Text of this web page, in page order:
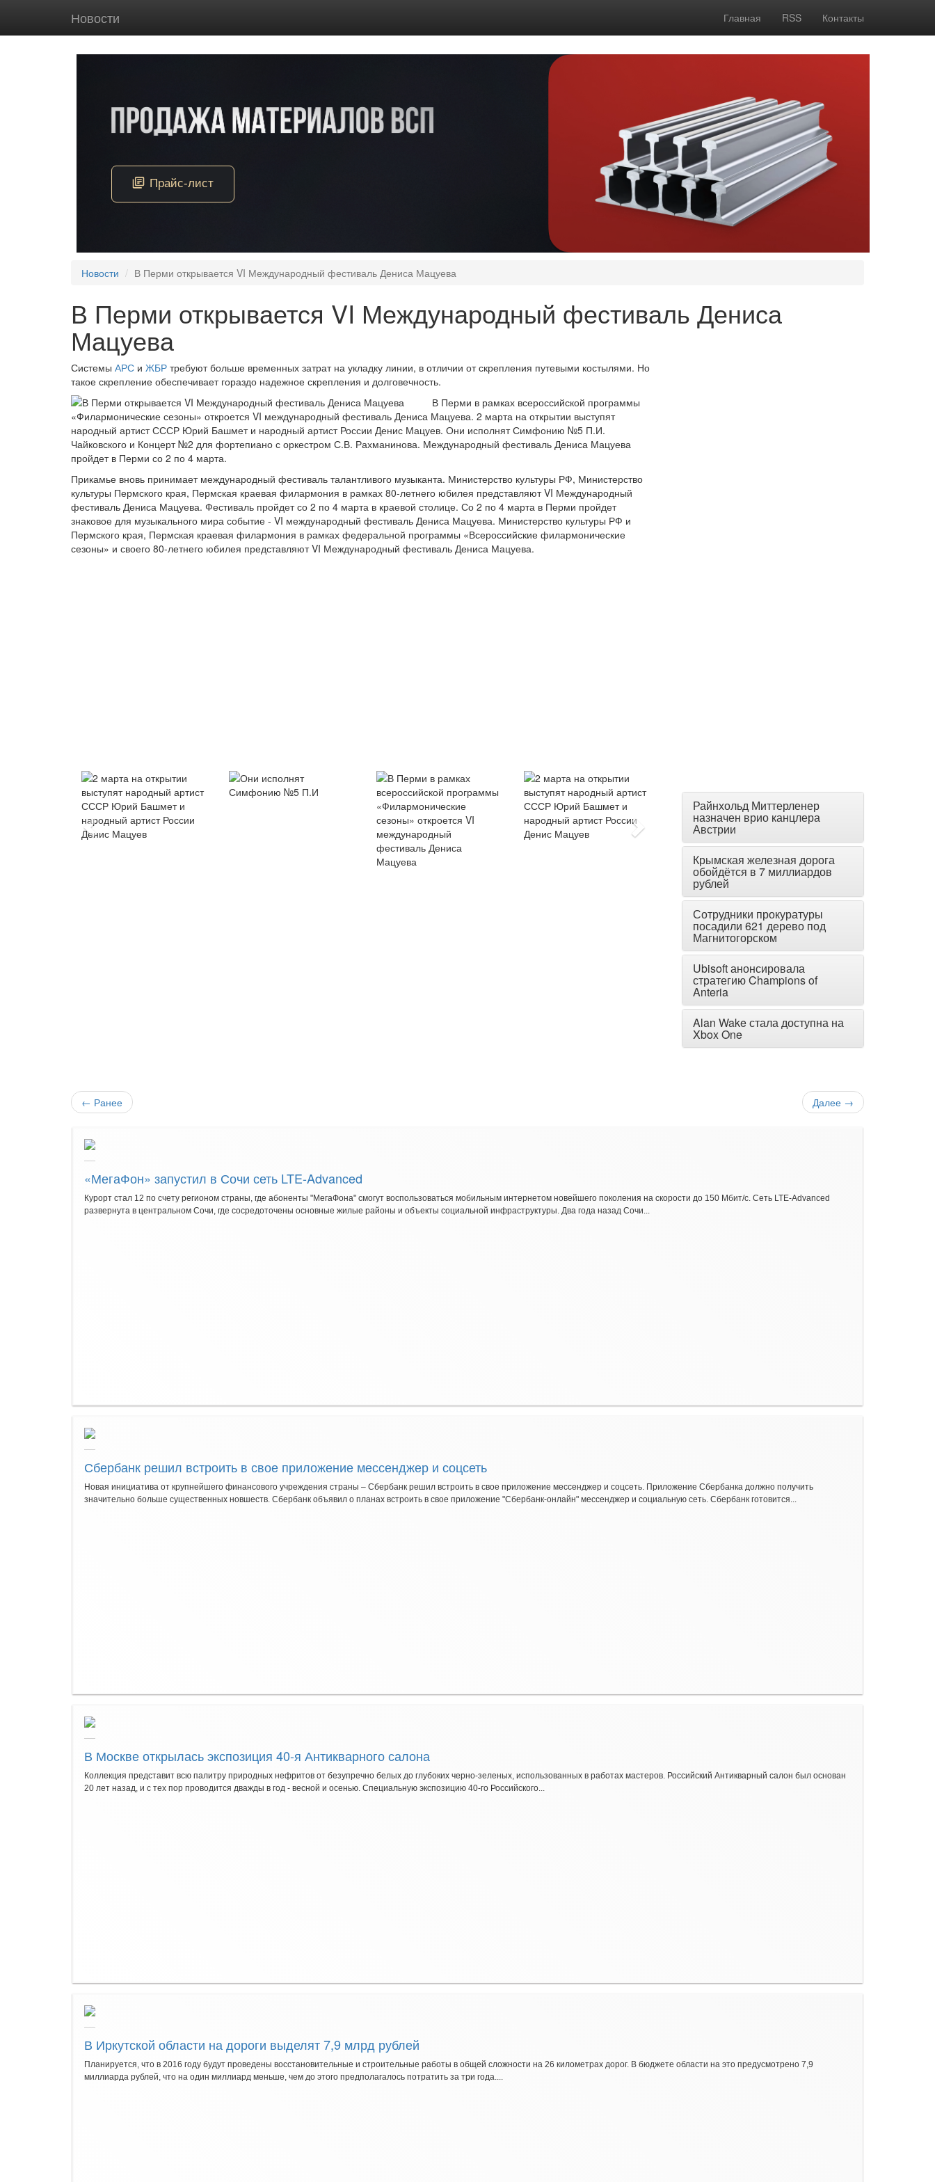
Новости Главная RSS Контакты
Новости В Перми открывается VI Международный фестиваль Дениса Мацуева
В Перми открывается VI Международный фестиваль Дениса
Мацуева
Системы АРС и ЖБР требуют больше временных затрат на укладку линии, в отличии от скрепления путевыми костылями. Но
такое скрепление обеспечивает гораздо надежное скрепления и долговечность.
В Перми в рамках всероссийской программы
«Филармонические сезоны» откроется VI международный фестиваль Дениса Мацуева. 2 марта на открытии выступят
народный артист СССР Юрий Башмет и народный артист России Денис Мацуев. Они исполнят Симфонию №5 П.И.
Чайковского и Концерт №2 для фортепиано с оркестром С.В. Рахманинова. Международный фестиваль Дениса Мацуева
пройдет в Перми со 2 по 4 марта.
Прикамье вновь принимает международный фестиваль талантливого музыканта. Министерство культуры РФ, Министерство
культуры Пермского края, Пермская краевая филармония в рамках 80-летнего юбилея представляют VI Международный
фестиваль Дениса Мацуева. Фестиваль пройдет со 2 по 4 марта в краевой столице. Со 2 по 4 марта в Перми пройдет
знаковое для музыкального мира событие - VI международный фестиваль Дениса Мацуева. Министерство культуры РФ и
Пермского края, Пермская краевая филармония в рамках федеральной программы «Всероссийские филармонические
сезоны» и своего 80-летнего юбилея представляют VI Международный фестиваль Дениса Мацуева.
Райнхольд Миттерленер
назначен врио канцлера
Австрии
Крымская железная дорога
обойдётся в 7 миллиардов
рублей
Сотрудники прокуратуры
посадили 621 дерево под
Магнитогорском
Ubisoft анонсировала
стратегию Champions of
Anteria
Alan Wake стала доступна на
Xbox One
← Ранее Далее →
«МегаФон» запустил в Сочи сеть LTE-Advanced
Курорт стал 12 по счету регионом страны, где абоненты "МегаФона" смогут воспользоваться мобильным интернетом новейшего поколения на скорости до 150 Мбит/с. Сеть LTE-Advanced
развернута в центральном Сочи, где сосредоточены основные жилые районы и объекты социальной инфраструктуры. Два года назад Сочи...
Сбербанк решил встроить в свое приложение мессенджер и соцсеть
Новая инициатива от крупнейшего финансового учреждения страны – Сбербанк решил встроить в свое приложение мессенджер и соцсеть. Приложение Сбербанка должно получить
значительно больше существенных новшеств. Сбербанк объявил о планах встроить в свое приложение "Сбербанк-онлайн" мессенджер и социальную сеть. Сбербанк готовится...
В Москве открылась экспозиция 40-я Антикварного салона
Коллекция представит всю палитру природных нефритов от безупречно белых до глубоких черно-зеленых, использованных в работах мастеров. Российский Антикварный салон был основан
20 лет назад, и с тех пор проводится дважды в год - весной и осенью. Специальную экспозицию 40-го Российского...
В Иркутской области на дороги выделят 7,9 млрд рублей
Планируется, что в 2016 году будут проведены восстановительные и строительные работы в общей сложности на 26 километрах дорог. В бюджете области на это предусмотрено 7,9
миллиарда рублей, что на один миллиард меньше, чем до этого предполагалось потратить за три года....